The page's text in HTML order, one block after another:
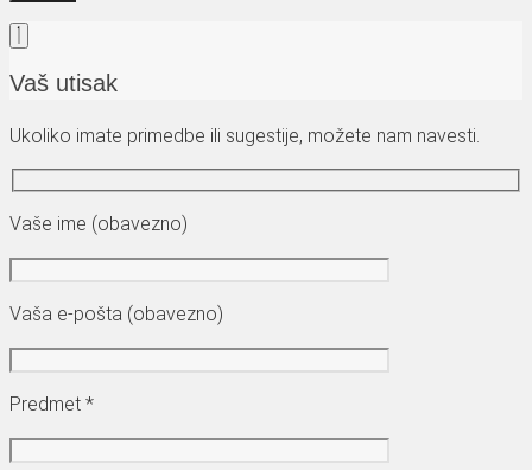
Vaš utisak
Ukoliko imate primedbe ili sugestije, možete nam navesti.
Vaše ime (obavezno)
Vaša e-pošta (obavezno)
Predmet *